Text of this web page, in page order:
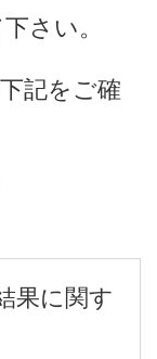
さい。
記をご確
果に関す